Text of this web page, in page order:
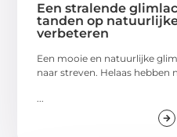
Een stralende
tanden op
verbeteren
Een mooie en natuurlijke
naar streven. Helaas hebben